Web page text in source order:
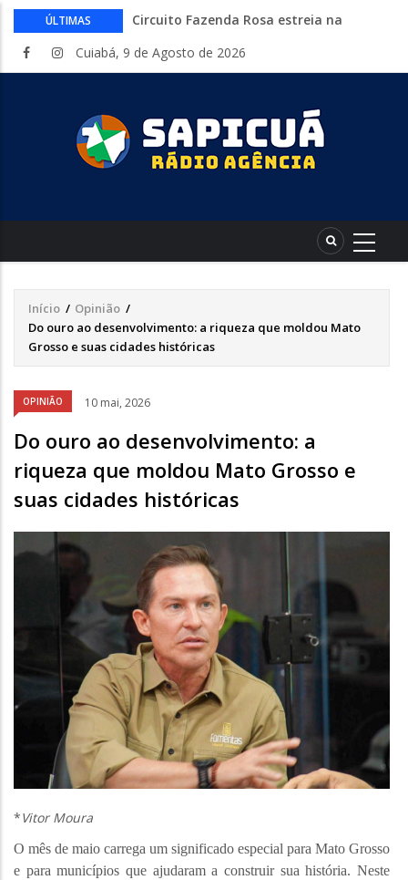
ÚLTIMAS
Circuito Fazenda Rosa estreia na
atividades do agronegócio
sexta-feira
Começa nesta sexta-feira em Cuiabá o
Mato Grosso AgroFestival, com rodeio e
crimes digitais contra menores
CAIXA e iFood facilitam financiamento
entregadores
Cuiabá, 9 de Agosto de 2026
Trilha
de
Início / Opinião /
Do ouro ao desenvolvimento: a riqueza que moldou Mato
Grosso e suas cidades históricas
OPINIÃO 10 mai, 2026
Do ouro ao desenvolvimento: a
riqueza que moldou Mato Grosso e
suas cidades históricas
*Vitor Moura
O mês de maio carrega um significado especial para Mato Grosso
e para municípios que ajudaram a construir sua história. Neste